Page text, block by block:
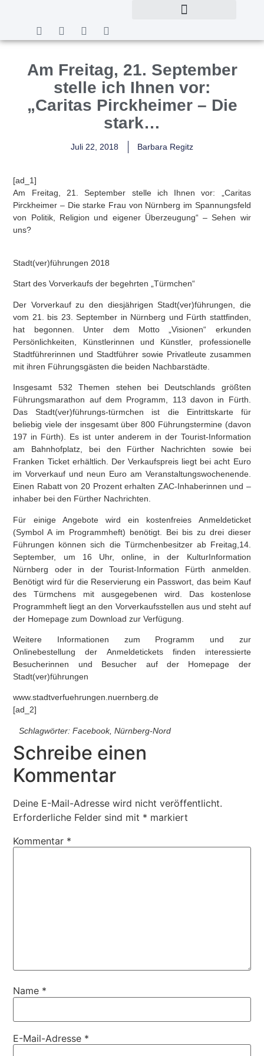
Am Freitag, 21. September
stelle ich Ihnen vor:
„Caritas Pirckheimer – Die
stark…
Juli 22, 2018 Barbara Regitz
[ad_1]
Am Freitag, 21. September stelle ich Ihnen vor: „Caritas
Pirckheimer – Die starke Frau von Nürnberg im Spannungsfeld
von Politik, Religion und eigener Überzeugung“ – Sehen wir
uns?
Stadt(ver)führungen 2018
Start des Vorverkaufs der begehrten „Türmchen“
Der Vorverkauf zu den diesjährigen Stadt(ver)führungen, die
vom 21. bis 23. September in Nürnberg und Fürth stattfinden,
hat begonnen. Unter dem Motto „Visionen“ erkunden
Persönlichkeiten, Künstlerinnen und Künstler, professionelle
Stadtführerinnen und Stadtführer sowie Privatleute zusammen
mit ihren Führungsgästen die beiden Nachbarstädte.
Insgesamt 532 Themen stehen bei Deutschlands größten
Führungsmarathon auf dem Programm, 113 davon in Fürth.
Das Stadt(ver)führungs-türmchen ist die Eintrittskarte für
beliebig viele der insgesamt über 800 Führungstermine (davon
197 in Fürth). Es ist unter anderem in der Tourist-Information
am Bahnhofplatz, bei den Fürther Nachrichten sowie bei
Franken Ticket erhältlich. Der Verkaufspreis liegt bei acht Euro
im Vorverkauf und neun Euro am Veranstaltungswochenende.
Einen Rabatt von 20 Prozent erhalten ZAC-Inhaberinnen und –
inhaber bei den Fürther Nachrichten.
Für einige Angebote wird ein kostenfreies Anmeldeticket
(Symbol A im Programmheft) benötigt. Bei bis zu drei dieser
Führungen können sich die Türmchenbesitzer ab Freitag,14.
September, um 16 Uhr, online, in der KulturInformation
Nürnberg oder in der Tourist-Information Fürth anmelden.
Benötigt wird für die Reservierung ein Passwort, das beim Kauf
des Türmchens mit ausgegebenen wird. Das kostenlose
Programmheft liegt an den Vorverkaufsstellen aus und steht auf
der Homepage zum Download zur Verfügung.
Weitere Informationen zum Programm und zur
Onlinebestellung der Anmeldetickets finden interessierte
Besucherinnen und Besucher auf der Homepage der
Stadt(ver)führungen
www.stadtverfuehrungen.nuernberg.de
[ad_2]
Schlagwörter:Facebook,Nürnberg-Nord
Schreibe einen
Kommentar
Deine E-Mail-Adresse wird nicht veröffentlicht.
Erforderliche Felder sind mit * markiert
Kommentar *
Name *
E-Mail-Adresse *